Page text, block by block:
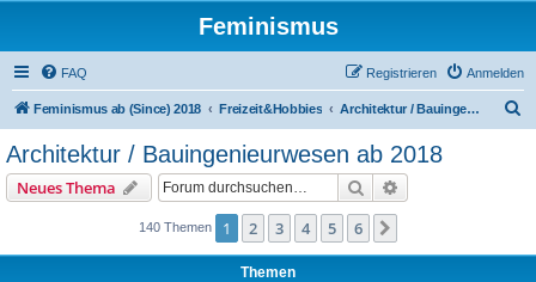
Feminismus
FAQ Anmelden
Registrieren
Feminismus ab (Since) 2018 Freizeit&Hobbies Architektur / Bauingenieurwesen ab 2018
Architektur / Bauingenieurwesen ab 2018
Neues Thema Suche
140 Themen 1 2 3 4 5 6
Themen